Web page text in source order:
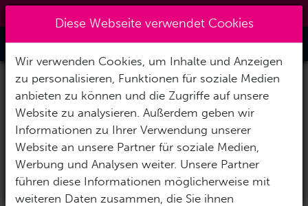
Toggle
Reisezeitraum auswählen
Abreisedatum
Rückreisedatum
Reise-Daten übernehmen
Diese Webseite verwendet Cookies
Wir verwenden Cookies, um Inhalte und Anzeigen
zu personalisieren, Funktionen für soziale Medien
anbieten zu können und die Zugriffe auf unsere
Website zu analysieren. Außerdem geben wir
Informationen zu Ihrer Verwendung unserer
Website an unsere Partner für soziale Medien,
Werbung und Analysen weiter. Unsere Partner
führen diese Informationen möglicherweise mit
weiteren Daten zusammen, die Sie ihnen